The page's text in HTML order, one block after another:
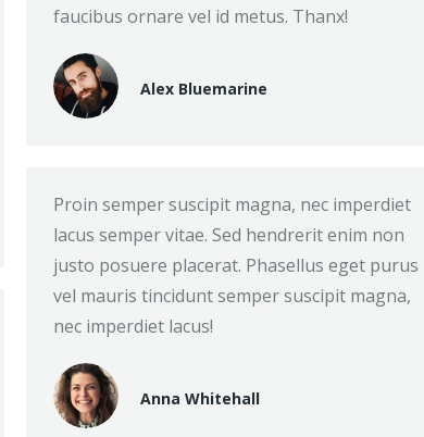
faucibus ornare vel id metus. Thanx!
Alex Bluemarine
Proin semper suscipit magna, nec imperdiet
lacus semper vitae. Sed hendrerit enim non
justo posuere placerat. Phasellus eget purus
vel mauris tincidunt semper suscipit magna,
nec imperdiet lacus!
Anna Whitehall